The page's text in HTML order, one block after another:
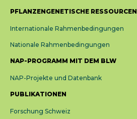
PFLANZENGENETISCHE RESSOURCEN
Internationale Rahmenbedingungen
Nationale Rahmenbedingungen
NAP-PROGRAMM MIT DEM BLW
NAP-Projekte und Datenbank
PUBLIKATIONEN
Forschung Schweiz